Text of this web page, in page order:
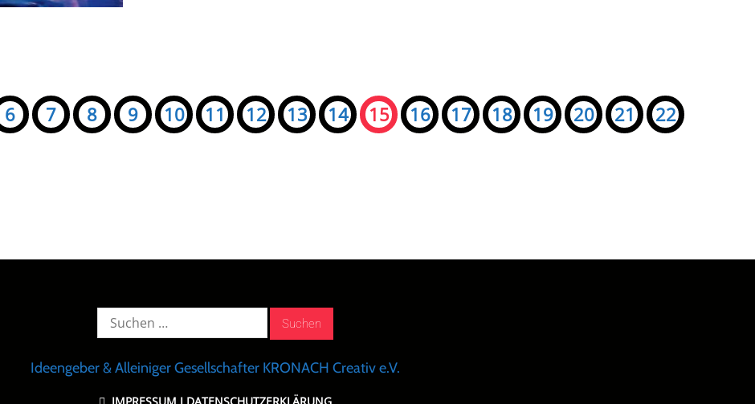
6 7 8 9 10 11 12 13 14 15 16 17 18 19 20 21
22
Suche
Ideengeber & Alleiniger Gesellschafter KRONACH Creativ e.V.